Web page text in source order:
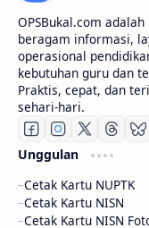
OPSBukal.com
beragam informasi,
operasional
kebutuhan guru dan
Praktis, cepat, dan
sehari-hari.
Unggulan
Cetak Kartu NUPTK
Cetak Kartu NISN
Cetak Kartu NISN